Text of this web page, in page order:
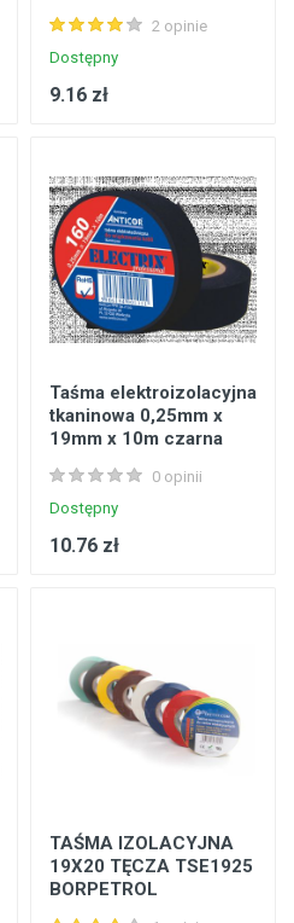
2 opinie
Dostępny
9.16 zł
Taśma elektroizolacyjna
tkaninowa 0,25mm x
19mm x 10m czarna
0 opinii
Dostępny
10.76 zł
TAŚMA IZOLACYJNA
19X20 TĘCZA TSE1925
BORPETROL